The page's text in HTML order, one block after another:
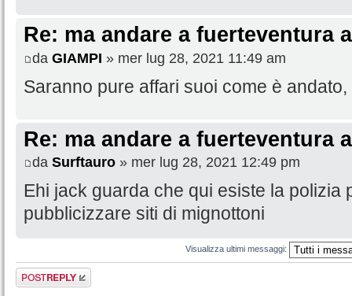
Re: ma andare a fuerteventura
da GIAMPI » mer lug 28, 2021 11:49 am
Saranno pure affari suoi come è
Re: ma andare a fuerteventura
da Surftauro » mer lug 28, 2021 12:49 pm
Ehi jack guarda che qui esiste la polizia
pubblicizzare siti di mignottoni
Visualizza ultimi messaggi:
Rispondi al
messaggio